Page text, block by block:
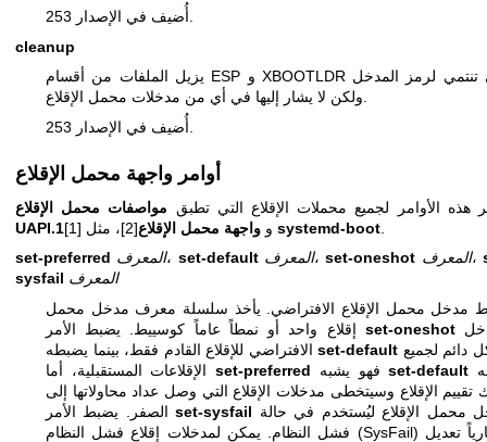
أُضيف في الإصدار 253.
cleanup
يزيل الملفات من أقسام ESP و XBOOTLDR التي تنتمي لرمز المدخل
أوامر واجهة محمل الإقلاع
هذه الأوامر لجميع محملات الإقلاع التي تطبق مواصفات محمل الإقلاع
UAPI.1
[1] و واجهة محمل الإقلاع systemd-boot
set-preferred المعرف، set-default المعرف،set-oneshot المعرف،
sysfail المعرف
مدخل محمل الإقلاع الافتراضي. يأخذ سلسلة معرف مدخل محمل
set-oneshotالمدخل
الافتراضي للإقلاع القادم فقط، بينما يضبطهset-default
الإقلاعات المستقبلية، أماset-preferred فهو يشبهset-default
تقييم الإقلاع وسيتخطى مدخلات الإقلاع التي وصل عداد محاولاتها إلى
الصفر. يضبط الأمرset-sysfail
فشل النظام. يمكن لمدخلات إقلاع فشل النظام (SysFail) اختيارياً تعديل